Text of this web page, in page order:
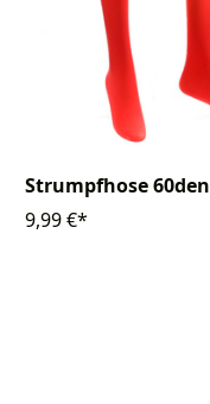
Strumpfhose 60den
9,99 €*